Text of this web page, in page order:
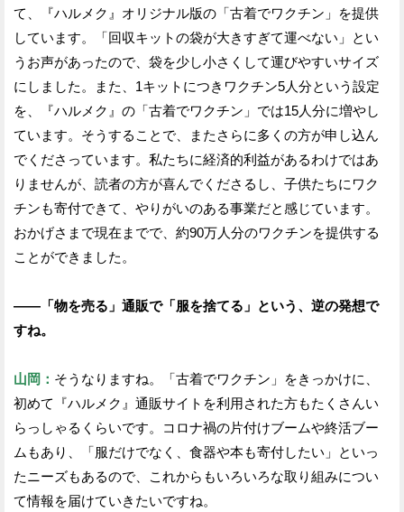
て、『ハルメク』オリジナル版の「古着でワクチン」を提供
しています。「回収キットの袋が大きすぎて運べない」とい
うお声があったので、袋を少し小さくして運びやすいサイズ
にしました。また、1キットにつきワクチン5人分という設定
を、『ハルメク』の「古着でワクチン」では15人分に増やし
ています。そうすることで、またさらに多くの方が申し込ん
でくださっています。私たちに経済的利益があるわけではあ
りませんが、読者の方が喜んでくださるし、子供たちにワク
チンも寄付できて、やりがいのある事業だと感じています。
おかげさまで現在までで、約90万人分のワクチンを提供する
ことができました。
——「物を売る」通販で「服を捨てる」という、逆の発想で
すね。
山岡： そうなりますね。「古着でワクチン」をきっかけに、
初めて『ハルメク』通販サイトを利用された方もたくさんい
らっしゃるくらいです。コロナ禍の片付けブームや終活ブー
ムもあり、「服だけでなく、食器や本も寄付したい」といっ
たニーズもあるので、これからもいろいろな取り組みについ
て情報を届けていきたいですね。